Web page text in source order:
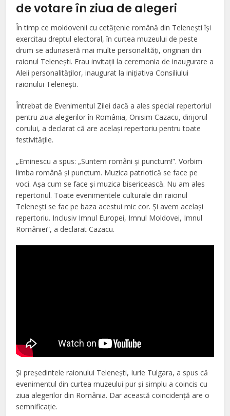
de votare în ziua de alegeri
În timp ce moldovenii cu cetăţenie română din Teleneşti îşi
exercitau dreptul electoral, în curtea muzeului de peste
drum se adunaseră mai multe personalităţi, originari din
raionul Teleneşti. Erau invitaţii la ceremonia de inaugurare a
Aleii personalităţilor, inaugurat la iniţiativa Consiliului
raionului Teleneşti.
Întrebat de Evenimentul Zilei dacă a ales special repertoriul
pentru ziua alegerilor în România, Onisim Cazacu, dirijorul
corului, a declarat că are acelaşi repertoriu pentru toate
festivităţile.
„Eminescu a spus: „Suntem români şi punctum!”. Vorbim
limba română şi punctum. Muzica patriotică se face pe
voci. Aşa cum se face şi muzica bisericească. Nu am ales
repertoriul. Toate evenimentele culturale din raionul
Teleneşti se fac pe baza acestui mic cor. Şi avem acelaşi
repertoriu. Inclusiv Imnul Europei, Imnul Moldovei, Imnul
României”, a declarat Cazacu.
Şi preşedintele raionului Teleneşti, Iurie Tulgara, a spus că
evenimentul din curtea muzeului pur şi simplu a coincis cu
ziua alegerilor din România. Dar această coincidenţă are o
semnificaţie.